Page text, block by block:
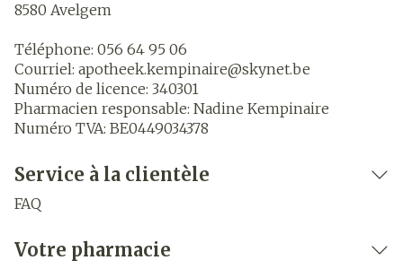
8580 Avelgem
Téléphone: 056 64 95 06
Courriel: apotheek.kempinaire@skynet.be
Numéro de licence: 340301
Pharmacien responsable: Nadine Kempinaire
Numéro TVA: BE0449034378
Service à la clientèle
FAQ
Votre pharmacie